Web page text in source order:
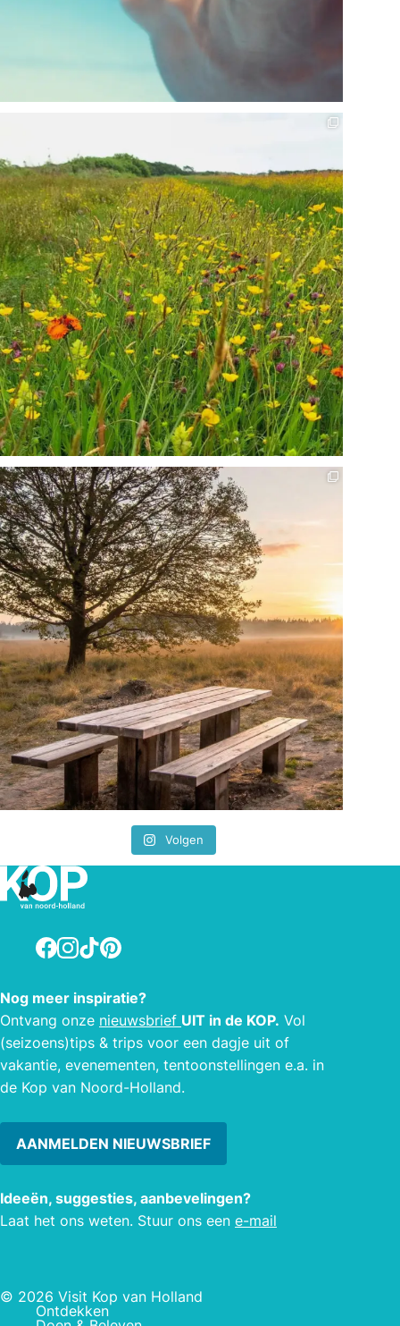
Volgen
Facebook
Instagram
TikTokPinterest
Nog meer inspiratie?
Ontvang onze nieuwsbrief UIT in de KOP. Vol
(seizoens)tips & trips voor een dagje uit of
vakantie, evenementen, tentoonstellingen e.a. in
de Kop van Noord-Holland.
AANMELDEN NIEUWSBRIEF
Ideeën, suggesties, aanbevelingen?
Laat het ons weten. Stuur ons een e-mail
© 2026 Visit Kop van Holland
Ontdekken